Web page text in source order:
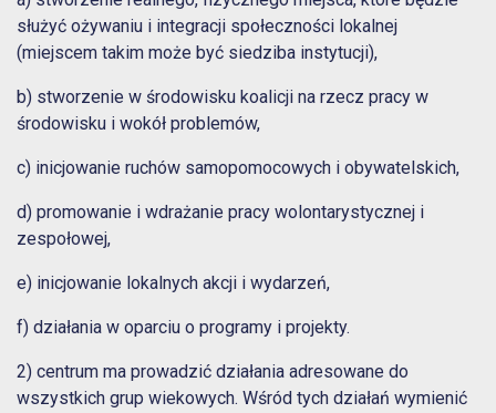
służyć ożywaniu i integracji społeczności lokalnej
(miejscem takim może być siedziba instytucji),
b) stworzenie w środowisku koalicji na rzecz pracy w
środowisku i wokół problemów,
c) inicjowanie ruchów samopomocowych i obywatelskich,
d) promowanie i wdrażanie pracy wolontarystycznej i
zespołowej,
e) inicjowanie lokalnych akcji i wydarzeń,
f) działania w oparciu o programy i projekty.
2) centrum ma prowadzić działania adresowane do
wszystkich grup wiekowych. Wśród tych działań wymienić